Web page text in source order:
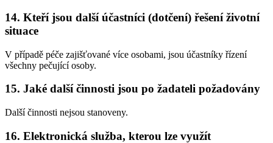
14. Kteří jsou další účastníci (dotčení) řešení životní
situace
V případě péče zajišťované více osobami, jsou účastníky řízení
všechny pečující osoby.
15. Jaké další činnosti jsou po žadateli požadovány
Další činnosti nejsou stanoveny.
16. Elektronická služba, kterou lze využít